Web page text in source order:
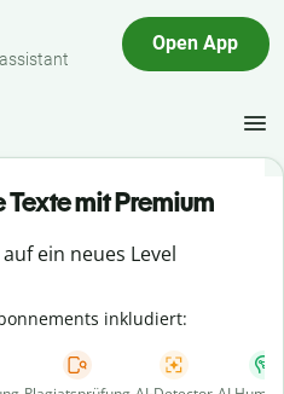
Open App
mit Premium
ein neues Level
inkludiert: